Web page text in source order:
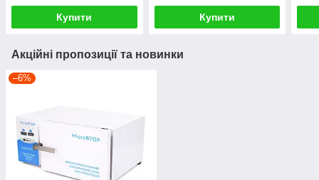
Купити Купити
Акційні пропозиції та новинки
–6%